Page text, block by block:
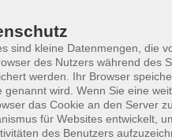
sind kleine Datenmengen, die
des Nutzers während des
werden. Ihr Browser
genannt wird. Wenn Sie eine
das Cookie an den Server
für Websites entwickelt,
des Benutzers